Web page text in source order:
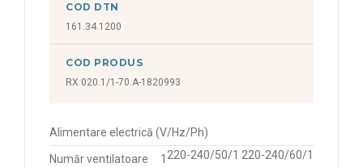
COD DTN
161.34.1200
COD PRODUS
RX 020.1/1-70.A-1820993
Alimentare electrică (V/Hz/Ph)
220-240/50/1 220-240/60/1
Număr ventilatoare 1